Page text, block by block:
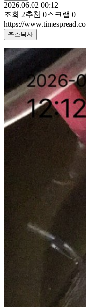
2026.06.02 00:12
조회 2추천 0스크랩 0
https://
주소복사